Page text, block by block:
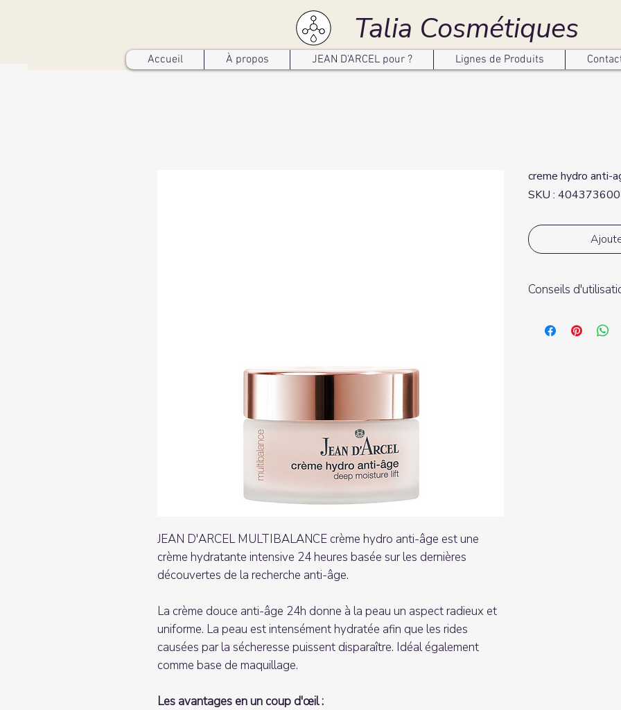
Talia Cosmétiques
Accueil À propos JEAN D'ARCEL pour ? Lignes de Produits
JEAN D'ARCEL MULTIBALANCE crème hydro anti-âge est une
crème hydratante intensive 24 heures basée sur les dernières
découvertes de la recherche anti-âge.
La crème douce anti-âge 24h donne à la peau un aspect radieux et
uniforme. La peau est intensément hydratée afin que les rides
causées par la sécheresse puissent disparaître. Idéal également
comme base de maquillage.
Les avantages en un coup d'œil :
creme hydro anti-
SKU :
Conseils
Jean D'Arcel matin